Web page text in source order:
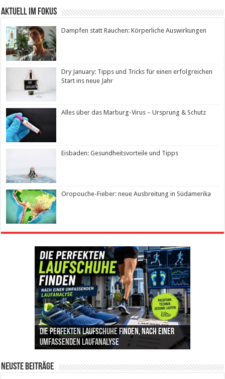
Aktuell im Fokus
Dampfen statt Rauchen: Körperliche Auswirkungen
Dry January: Tipps und Tricks für einen erfolgreichen
Start ins neue Jahr
Alles über das Marburg-Virus – Ursprung & Schutz
Eisbaden: Gesundheitsvorteile und Tipps
Oropouche-Fieber: neue Ausbreitung in Südamerika
Die perfekten Laufschuhe finden, nach einer
umfassenden Laufanalyse
Intelligente ZYCLE-Bikes: Indoor-Training mit
Präzision, Leistung und Vertrauen
Insemination (IUI): Ablauf, Erfolgschancen und
Kosten im Überblick
Cannabis als Medizin: Wie es Schmerzen, Stress
und Schlaf im Alltag beeinflusst
Leben mit Inkontinenz: Tipps für mehr
Sicherheit im Alltag
Neuste Beiträge